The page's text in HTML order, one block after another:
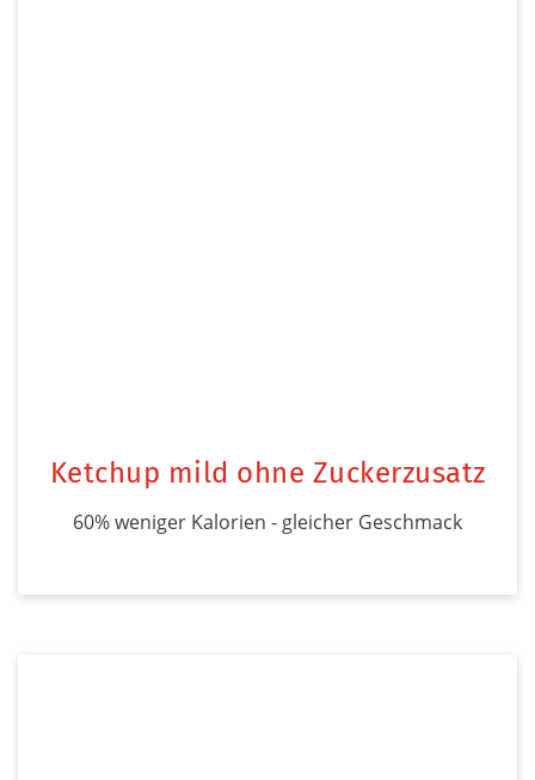
Ketchup mild ohne Zuckerzusatz
60% weniger Kalorien - gleicher Geschmack